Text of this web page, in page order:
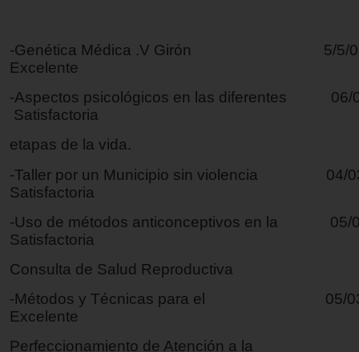
-Genética Médica .V Girón
Excelente
-Aspectos psicológicos en las
Satisfactoria
etapas de la vida.
-Taller por un Municipio sin
Satisfactoria
-Uso de métodos anticonceptivos en
Satisfactoria
Consulta de Salud Reproductiva
-Métodos y Técnicas para el
Excelente
Perfeccionamiento de Atención a la